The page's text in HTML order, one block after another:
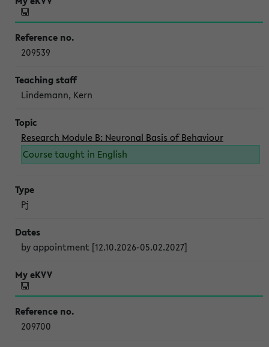
209539
Lindemann, Kern
Research Module B: Neuronal Basis of Behaviour
Course taught in English
Pj
by appointment [12.10.2026-05.02.2027]
209700